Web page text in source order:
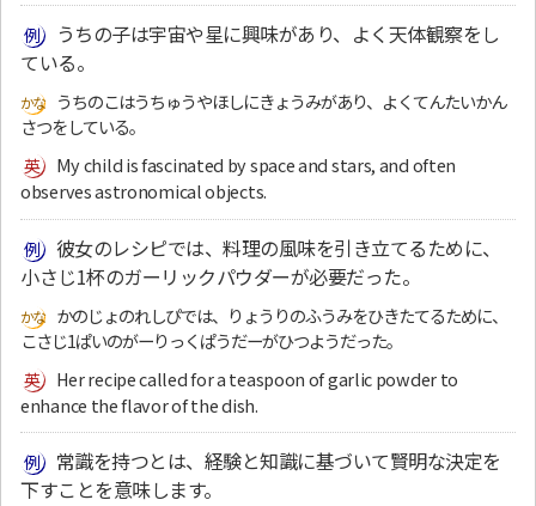
うちの子は宇宙や星に興味があり、よく天体観察をし
ている。
うちのこはうちゅうやほしにきょうみがあり、よくてんたいかん
さつをしている。
My child is fascinated by space and stars, and often
observes astronomical objects.
彼女のレシピでは、料理の風味を引き立てるために、
小さじ1杯のガーリックパウダーが必要だった。
かのじょのれしぴでは、りょうりのふうみをひきたてるために、
こさじ1ぱいのがーりっくぱうだーがひつようだった。
Her recipe called for a teaspoon of garlic powder to
enhance the flavor of the dish.
常識を持つとは、経験と知識に基づいて賢明な決定を
下すことを意味します。